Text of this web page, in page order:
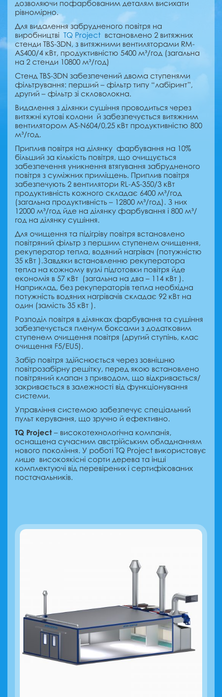
дозволяючи пофарбованим деталям висихати
рівномірно.
Для видалення забрудненого повітря на
виробництві TQ Project встановлено 2 витяжних
стенди TBS-3DN, з витяжними вентиляторами RM-
AS400/4 кВт, продуктивністю 5400 м³/год (загальна
на 2 стенди 10800 м³/год)
Стенд TBS-3DN забезпечений двома ступенями
фільтрування: перший – фільтр типу “лабіринт”,
другий – фільтр зі скловолокна.
Видалення з ділянки сушіння проводиться через
витяжні кутові колони й забезпечується витяжним
вентилятором AS-N604/0,25 кВт продуктивністю 800
м³/год.
Приплив повітря на ділянку фарбування на 10%
більший за кількість повітря, що очищується
забезпечення уникнення втягування забрудненого
повітря з суміжних приміщень. Приплив повітря
забезпечують 2 вентилятори RL-AS-350/3 кВт
продуктивність кожного складає 6400 м³/год
(загальна продуктивність – 12800 м³/год). З них
12000 м³/год йде на ділянку фарбування і 800 м³/
год на ділянку сушіння.
Для очищення та підігріву повітря встановлено
повітряний фільтр з першим ступенем очищення,
рекуператор тепла, водяний нагрівач (потужністю
35 кВт ).Завдяки встановленню рекуператора
тепла на кожному вузлі підготовки повітря йде
економія в 57 кВт (загальна на два – 114 кВт ).
Наприклад, без рекуператорів тепла необхідна
потужність водяних нагрівачів складає 92 кВт на
один (замість 35 кВт ).
Розподіл повітря в ділянках фарбування та сушіння
забезпечується пленум боксами з додатковим
ступенем очищення повітря (другий ступінь, клас
очищення F5/EU5).
Забір повітря здійснюється через зовнішню
повітрозабірну решітку, перед якою встановлено
повітряний клапан з приводом, що відкривається/
закривається в залежності від функціонування
системи.
Управління системою забезпечує спеціальний
пульт керування, що зручно й ефективно.
TQ Project – високотехнологічна компанія,
оснащена сучасним австрійським обладнанням
нового покоління. У роботі TQ Project використовує
лише високоякісні сорти дерева та інші
комплектуючі від перевірених і сертифікованих
постачальників.